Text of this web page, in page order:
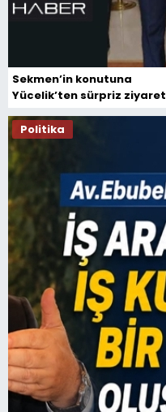
Sekmen’in konutuna
Yücelik’ten sürpriz ziyaret
Politika